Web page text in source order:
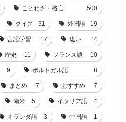
ことわざ・格言 500
クイズ 31 外国語 19
言語学習 17 違い 14
歴史 11 フランス語 10
9 ポルトガル語 8
まとめ 7 おすすめ 7
南米 5 イタリア語 4
オランダ語 3 中国語 1